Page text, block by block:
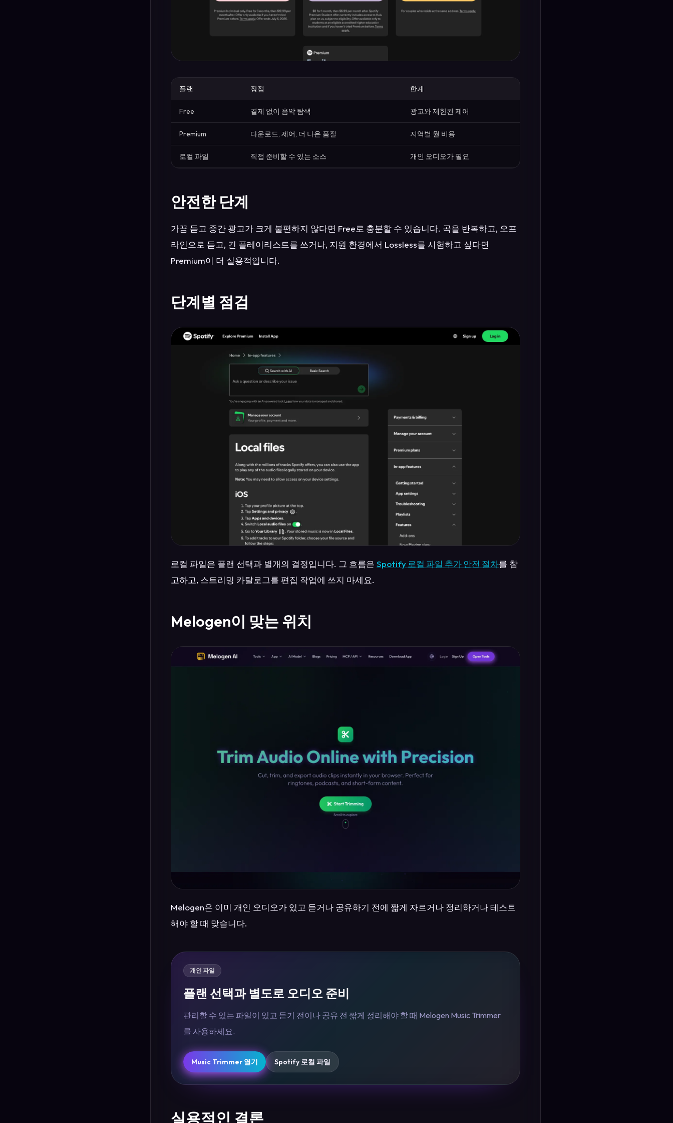
플랜 장점 한계
Free 결제 없이 음악 탐색 광고와 제한된 제어
Premium 다운로드, 제어, 더 나은 품질 지역별 월 비용
로컬 파일 직접 준비할 수 있는 소스 개인 오디오가 필요
안전한 단계
가끔 듣고 중간 광고가 크게 불편하지 않다면 Free로 충분할 수 있습니다. 곡을 반복하고, 오프
라인으로 듣고, 긴 플레이리스트를 쓰거나, 지원 환경에서 Lossless를 시험하고 싶다면
Premium이 더 실용적입니다.
단계별 점검
로컬 파일은 플랜 선택과 별개의 결정입니다. 그 흐름은 Spotify 로컬 파일 추가 안전 절차를 참
고하고, 스트리밍 카탈로그를 편집 작업에 쓰지 마세요.
Melogen이 맞는 위치
Melogen은 이미 개인 오디오가 있고 듣거나 공유하기 전에 짧게 자르거나 정리하거나 테스트
해야 할 때 맞습니다.
개인 파일
플랜 선택과 별도로 오디오 준비
관리할 수 있는 파일이 있고 듣기 전이나 공유 전 짧게 정리해야 할 때 Melogen Music Trimmer
를 사용하세요.
Music Trimmer 열기 Spotify 로컬 파일
실용적인 결론